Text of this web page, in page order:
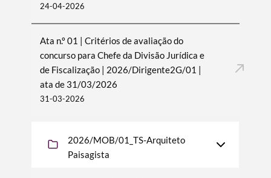
24-04-2026
Ata n.º 01 | Critérios de avaliação do
concurso para Chefe da Divisão Jurídica e
de Fiscalização | 2026/Dirigente2G/01 |
ata de 31/03/2026
31-03-2026
2026/MOB/01_TS-Arquiteto
Paisagista